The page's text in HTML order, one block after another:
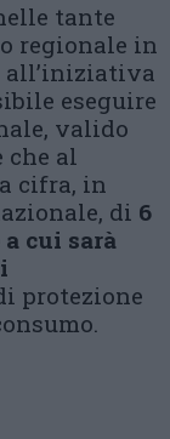
tante
regionale in
all’iniziativa
eseguire
valido
che al
cifra, in
di 6
cui sarà
protezione